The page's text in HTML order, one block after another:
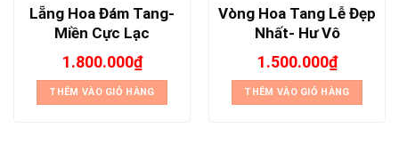
Lẵng Hoa Đám Tang-
Miền Cực Lạc
1.800.000₫
THÊM VÀO GIỎ HÀNG
Vòng Hoa Tang Lễ Đẹp
Nhất- Hư Vô
1.500.000₫
THÊM VÀO GIỎ HÀNG